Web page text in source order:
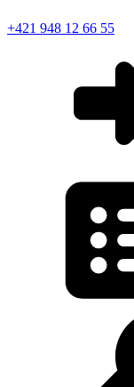
+421 948 12 66 55